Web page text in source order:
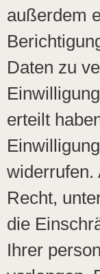
außerdem
Daten zu
erteilt
widerrufen.
Recht,
die
Ihrer